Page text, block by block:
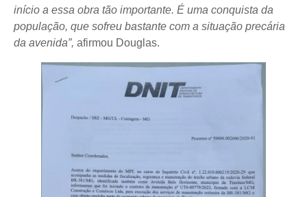
início a essa obra tão importante. É uma conquista da
população, que sofreu bastante com a situação precária
da avenida”, afirmou Douglas.